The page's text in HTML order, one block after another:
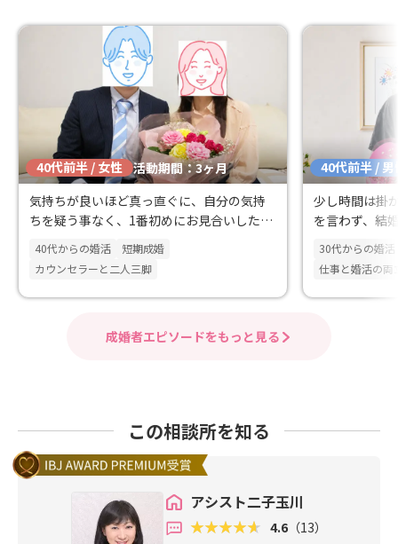
40代前半 / 女性 活動期間：3ヶ月
気持ちが良いほど真っ直ぐに、自分の気持
ちを疑う事なく、1番初めにお見合いした方
とご結婚を決められました！
40代からの婚活
短期成婚
カウンセラーと二人三脚
40代前半 / 男
少し時間は掛
を言わず、結
たのが、こ
す！
30代からの婚活
仕事と婚活の両
成婚者エピソードをもっと見る
この相談所を知る
アシスト二子玉川
4.6 （13）